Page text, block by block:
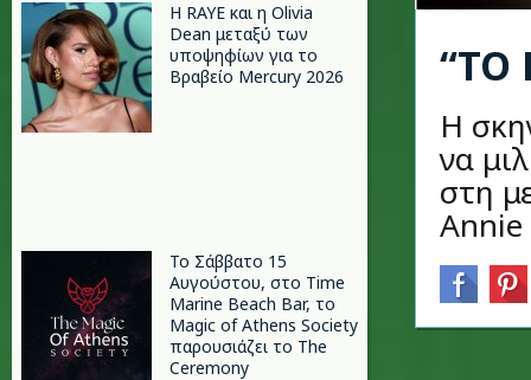
Η RAYE και η Olivia
Dean μεταξύ των
υποψηφίων για το
Βραβείο Mercury 2026
Το Σάββατο 15
Αυγούστου, στο Time
Marine Beach Bar, το
Magic of Athens Society
παρουσιάζει το The
Ceremony
“ΤΟ
Η
να
στη
Annie